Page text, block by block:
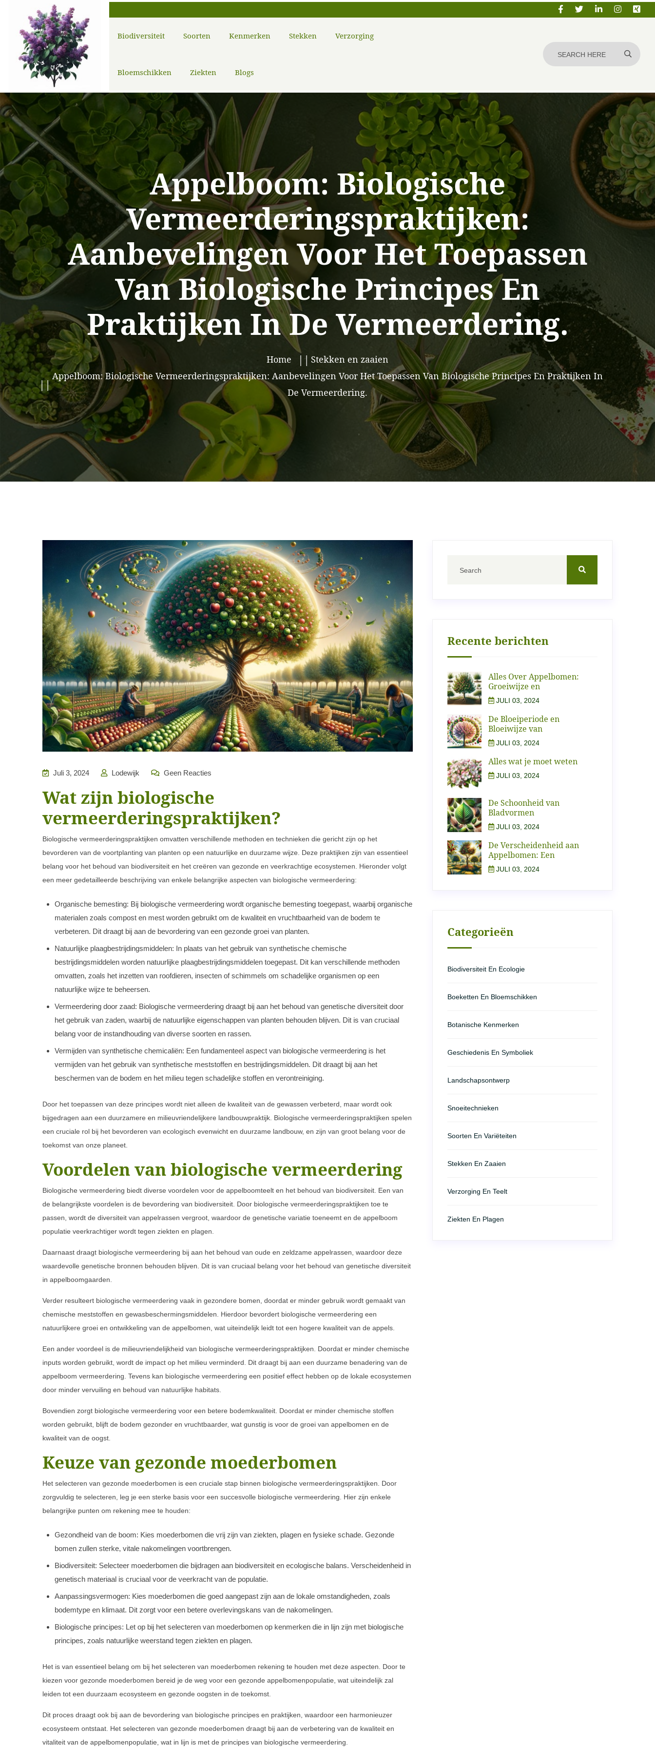
Biodiversiteit Soorten Kenmerken Stekken Verzorging
Bloemschikken Ziekten Blogs
Appelboom: Biologische
Vermeerderingspraktijken:
Aanbevelingen Voor Het Toepassen
Van Biologische Principes En
Praktijken In De Vermeerdering.
Home
Stekken en zaaien
Appelboom: Biologische Vermeerderingspraktijken: Aanbevelingen Voor Het Toepassen Van Biologische Principes En Praktijken In
De Vermeerdering.
Juli 3, 2024 Lodewijk Geen Reacties
Wat zijn biologische
vermeerderingspraktijken?
Biologische vermeerderingspraktijken omvatten verschillende methoden en technieken die gericht zijn op het
bevorderen van de voortplanting van planten op een natuurlijke en duurzame wijze. Deze praktijken zijn van essentieel
belang voor het behoud van biodiversiteit en het creëren van gezonde en veerkrachtige ecosystemen. Hieronder volgt
een meer gedetailleerde beschrijving van enkele belangrijke aspecten van biologische vermeerdering:
Organische bemesting: Bij biologische vermeerdering wordt organische bemesting toegepast, waarbij organische
materialen zoals compost en mest worden gebruikt om de kwaliteit en vruchtbaarheid van de bodem te
verbeteren. Dit draagt bij aan de bevordering van een gezonde groei van planten.
Natuurlijke plaagbestrijdingsmiddelen: In plaats van het gebruik van synthetische chemische
bestrijdingsmiddelen worden natuurlijke plaagbestrijdingsmiddelen toegepast. Dit kan verschillende methoden
omvatten, zoals het inzetten van roofdieren, insecten of schimmels om schadelijke organismen op een
natuurlijke wijze te beheersen.
Vermeerdering door zaad: Biologische vermeerdering draagt bij aan het behoud van genetische diversiteit door
het gebruik van zaden, waarbij de natuurlijke eigenschappen van planten behouden blijven. Dit is van cruciaal
belang voor de instandhouding van diverse soorten en rassen.
Vermijden van synthetische chemicaliën: Een fundamenteel aspect van biologische vermeerdering is het
vermijden van het gebruik van synthetische meststoffen en bestrijdingsmiddelen. Dit draagt bij aan het
beschermen van de bodem en het milieu tegen schadelijke stoffen en verontreiniging.
Door het toepassen van deze principes wordt niet alleen de kwaliteit van de gewassen verbeterd, maar wordt ook
bijgedragen aan een duurzamere en milieuvriendelijkere landbouwpraktijk. Biologische vermeerderingspraktijken spelen
een cruciale rol bij het bevorderen van ecologisch evenwicht en duurzame landbouw, en zijn van groot belang voor de
toekomst van onze planeet.
Voordelen van biologische vermeerdering
Biologische vermeerdering biedt diverse voordelen voor de appelboomteelt en het behoud van biodiversiteit. Een van
de belangrijkste voordelen is de bevordering van biodiversiteit. Door biologische vermeerderingspraktijken toe te
passen, wordt de diversiteit van appelrassen vergroot, waardoor de genetische variatie toeneemt en de appelboom
populatie veerkrachtiger wordt tegen ziekten en plagen.
Daarnaast draagt biologische vermeerdering bij aan het behoud van oude en zeldzame appelrassen, waardoor deze
waardevolle genetische bronnen behouden blijven. Dit is van cruciaal belang voor het behoud van genetische diversiteit
in appelboomgaarden.
Verder resulteert biologische vermeerdering vaak in gezondere bomen, doordat er minder gebruik wordt gemaakt van
chemische meststoffen en gewasbeschermingsmiddelen. Hierdoor bevordert biologische vermeerdering een
natuurlijkere groei en ontwikkeling van de appelbomen, wat uiteindelijk leidt tot een hogere kwaliteit van de appels.
Een ander voordeel is de milieuvriendelijkheid van biologische vermeerderingspraktijken. Doordat er minder chemische
inputs worden gebruikt, wordt de impact op het milieu verminderd. Dit draagt bij aan een duurzame benadering van de
appelboom vermeerdering. Tevens kan biologische vermeerdering een positief effect hebben op de lokale ecosystemen
door minder vervuiling en behoud van natuurlijke habitats.
Bovendien zorgt biologische vermeerdering voor een betere bodemkwaliteit. Doordat er minder chemische stoffen
worden gebruikt, blijft de bodem gezonder en vruchtbaarder, wat gunstig is voor de groei van appelbomen en de
kwaliteit van de oogst.
Keuze van gezonde moederbomen
Het selecteren van gezonde moederbomen is een cruciale stap binnen biologische vermeerderingspraktijken. Door
zorgvuldig te selecteren, leg je een sterke basis voor een succesvolle biologische vermeerdering. Hier zijn enkele
belangrijke punten om rekening mee te houden:
Gezondheid van de boom: Kies moederbomen die vrij zijn van ziekten, plagen en fysieke schade. Gezonde
bomen zullen sterke, vitale nakomelingen voortbrengen.
Biodiversiteit: Selecteer moederbomen die bijdragen aan biodiversiteit en ecologische balans. Verscheidenheid in
genetisch materiaal is cruciaal voor de veerkracht van de populatie.
Aanpassingsvermogen: Kies moederbomen die goed aangepast zijn aan de lokale omstandigheden, zoals
bodemtype en klimaat. Dit zorgt voor een betere overlevingskans van de nakomelingen.
Biologische principes: Let op bij het selecteren van moederbomen op kenmerken die in lijn zijn met biologische
principes, zoals natuurlijke weerstand tegen ziekten en plagen.
Het is van essentieel belang om bij het selecteren van moederbomen rekening te houden met deze aspecten. Door te
kiezen voor gezonde moederbomen bereid je de weg voor een gezonde appelbomenpopulatie, wat uiteindelijk zal
leiden tot een duurzaam ecosysteem en gezonde oogsten in de toekomst.
Dit proces draagt ook bij aan de bevordering van biologische principes en praktijken, waardoor een harmonieuzer
ecosysteem ontstaat. Het selecteren van gezonde moederbomen draagt bij aan de verbetering van de kwaliteit en
vitaliteit van de appelbomenpopulatie, wat in lijn is met de principes van biologische vermeerdering.
Recente berichten
Alles Over Appelbomen:
Groeiwijze en
JULI 03, 2024
De Bloeiperiode en
Bloeiwijze van
JULI 03, 2024
Alles wat je moet weten
JULI 03, 2024
De Schoonheid van
Bladvormen
JULI 03, 2024
De Verscheidenheid aan
Appelbomen: Een
JULI 03, 2024
Categorieën
Biodiversiteit En Ecologie
Boeketten En Bloemschikken
Botanische Kenmerken
Geschiedenis En Symboliek
Landschapsontwerp
Snoeitechnieken
Soorten En Variëteiten
Stekken En Zaaien
Verzorging En Teelt
Ziekten En Plagen